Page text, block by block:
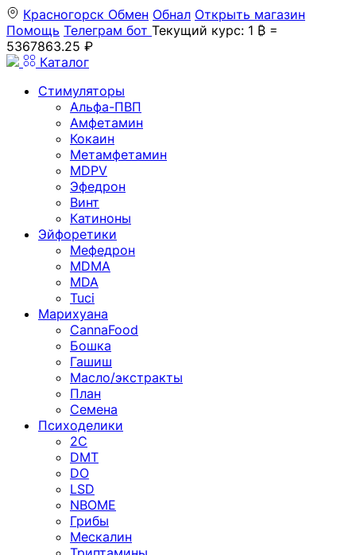
Красногорск Обмен Обнал Открыть магазин
Помощь Телеграм бот Текущий курс: 1 ₿ =
5367863.25 ₽
Каталог
Стимуляторы
Альфа-ПВП
Амфетамин
Кокаин
Метамфетамин
MDPV
Эфедрон
Винт
Катиноны
Эйфоретики
Мефедрон
MDMA
MDA
Tuci
Марихуана
CannaFood
Бошка
Гашиш
Масло/экстракты
План
Семена
Психоделики
2C
DMT
DO
LSD
NBOME
Грибы
Мескалин